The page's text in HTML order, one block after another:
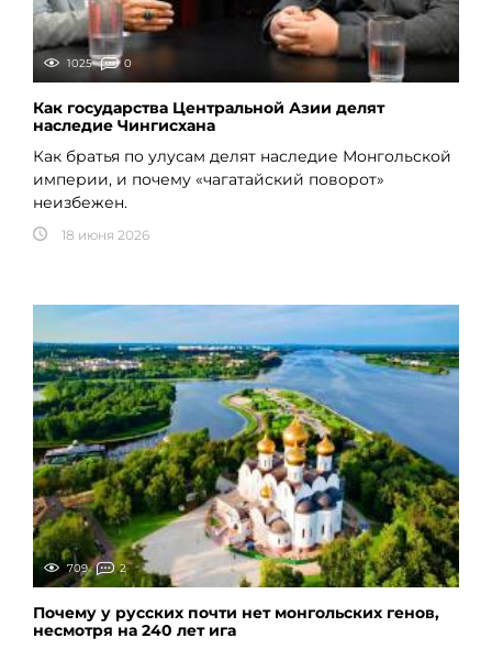
1025 0
Как государства Центральной Азии делят
наследие Чингисхана
Как братья по улусам делят наследие Монгольской
империи, и почему «чагатайский поворот»
неизбежен.
18 июня 2026
709 2
Почему у русских почти нет монгольских генов,
несмотря на 240 лет ига